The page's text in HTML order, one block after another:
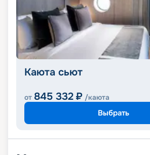
Каюта сьют
от 845 332 ₽ /каюта
Выбрать